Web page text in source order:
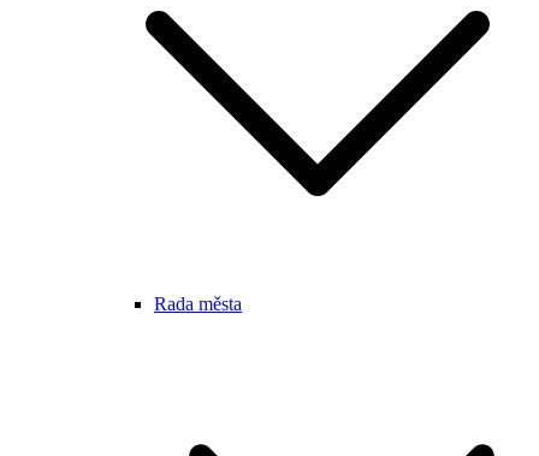
Rada města